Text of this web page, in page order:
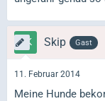
Skip Gast
11. Februar 2014
Meine Hunde